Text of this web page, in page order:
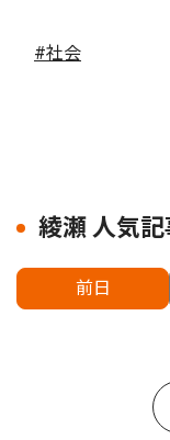
#社会
綾瀬 人気
前日